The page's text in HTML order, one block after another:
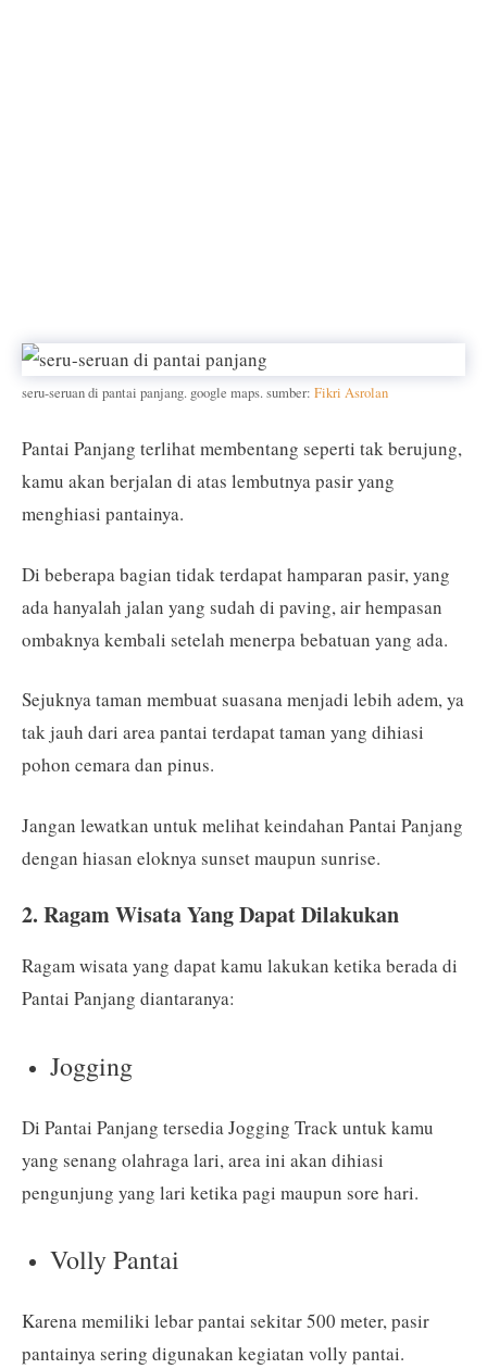
seru-seruan di pantai panjang. google maps. sumber: Fikri Asrolan
Pantai Panjang terlihat membentang seperti tak berujung,
kamu akan berjalan di atas lembutnya pasir yang
menghiasi pantainya.
Di beberapa bagian tidak terdapat hamparan pasir, yang
ada hanyalah jalan yang sudah di paving, air hempasan
ombaknya kembali setelah menerpa bebatuan yang ada.
Sejuknya taman membuat suasana menjadi lebih adem, ya
tak jauh dari area pantai terdapat taman yang dihiasi
pohon cemara dan pinus.
Jangan lewatkan untuk melihat keindahan Pantai Panjang
dengan hiasan eloknya sunset maupun sunrise.
2. Ragam Wisata Yang Dapat Dilakukan
Ragam wisata yang dapat kamu lakukan ketika berada di
Pantai Panjang diantaranya:
Jogging
Di Pantai Panjang tersedia Jogging Track untuk kamu
yang senang olahraga lari, area ini akan dihiasi
pengunjung yang lari ketika pagi maupun sore hari.
Volly Pantai
Karena memiliki lebar pantai sekitar 500 meter, pasir
pantainya sering digunakan kegiatan volly pantai.